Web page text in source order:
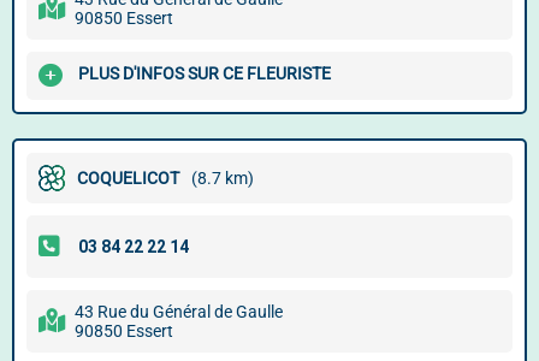
90850 Essert
PLUS D'INFOS SUR CE FLEURISTE
COQUELICOT (8.7 km)
43 Rue du Général de Gaulle
90850 Essert